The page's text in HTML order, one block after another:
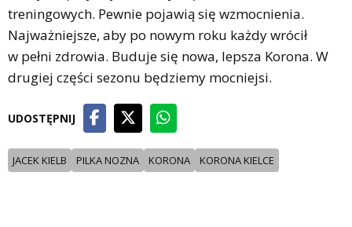
treningowych. Pewnie pojawią się wzmocnienia.
Najważniejsze, aby po nowym roku każdy wrócił
w pełni zdrowia. Buduje się nowa, lepsza Korona. W
drugiej części sezonu będziemy mocniejsi.
UDOSTĘPNIJ
JACEK KIELB PILKA NOZNA KORONA KORONA KIELCE